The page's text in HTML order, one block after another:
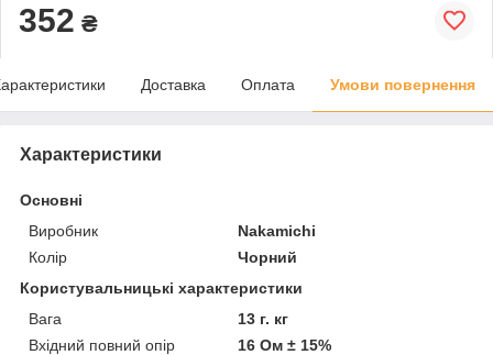
352 ₴
Доставка Оплата Умови повернення
Характеристики
Основні
Виробник
Nakamichi
Колір
Чорний
Користувальницькі характеристики
Вага
13 г. кг
Вхідний повний опір
16 Ом ± 15%